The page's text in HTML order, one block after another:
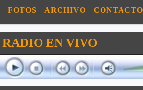
FOTOS ARCHIVO CONTACTO
RADIO EN VIVO